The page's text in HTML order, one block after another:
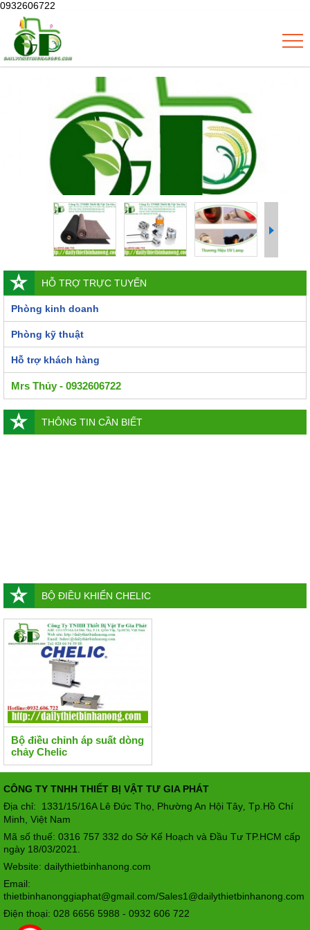
0932606722
HỖ TRỢ TRỰC TUYẾN
Phòng kinh doanh
Phòng kỹ thuật
Hỗ trợ khách hàng
Mrs Thủy - 0932606722
THÔNG TIN CẦN BIẾT
BỘ ĐIỀU KHIỂN CHELIC
Bộ điều chỉnh áp suất dòng
chảy Chelic
CÔNG TY TNHH THIẾT BỊ VẬT TƯ GIA PHÁT
Địa chỉ: 1331/15/16A Lê Đức Thọ, Phường An Hội Tây Tp.Hồ Chí
Minh, Việt Nam
Mã số thuế: 0316 757 332 do Sở Kế Hoạch và Đầu Tư TP.HCM cấp
ngày 18/03/2021.
Website: dailythietbinhanong.com
Email:
thietbinhanonggiaphat@gmail.com/Sales1@dailythietbinhanong.com
Điện thoại: 028 6656 5988 - 0932 606 722